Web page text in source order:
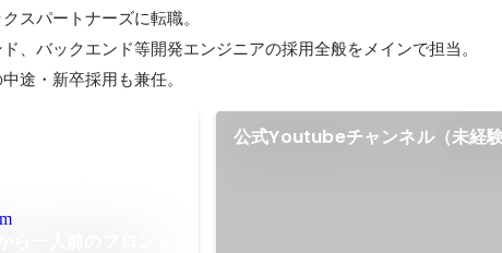
スパートナーズに転職。
、バックエンド等開発エンジニアの採用全般をメインで担当。
途・新卒採用も兼任。
公式Youtubeチャンネル（未経